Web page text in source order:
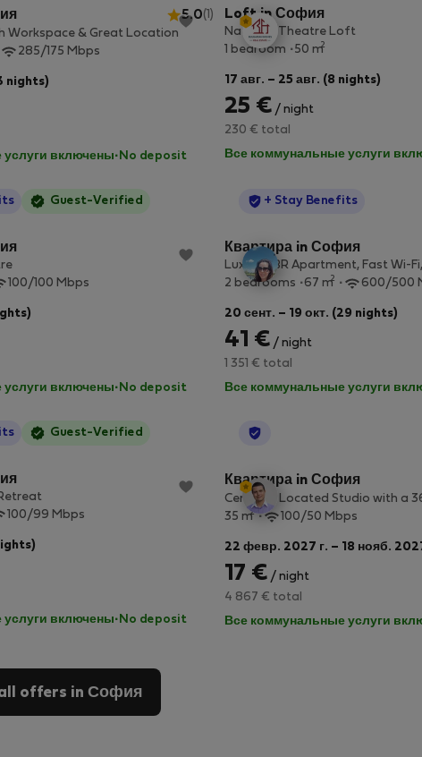
5.0(1)
Workspace & Great Location
285/175 Mbps
nights)
услуги включены· No deposit
Loft in София
National Theatre Loft
1 bedroom
50 m2
17 авг. – 25 авг. (8 nights)
25 € / night
230 € total
Все коммунальные услуги
Guest-Verified
100/100 Mbps
услуги включены· No deposit
StayProtection
+ Stay Benefits
Квартира in София
Luxury 2BR Apartment, Fast Wi-
2 bedrooms
67 m2 600/500
20 сент. – 19 окт. (29 nights)
41 € / night
1 351 € total
Все коммунальные услуги
Guest-Verified
100/99 Mbps
услуги включены· No deposit
Квартира in София
Centrally Located Studio with a
35 m2 100/50 Mbps
22 февр. 2027 г. – 18 нояб.
17 € / night
4 867 € total
Все коммунальные услуги
offers in София